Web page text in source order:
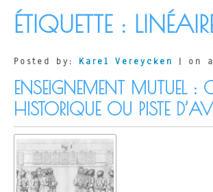
ÉTIQUETTE :
Posted by: Karel Vereycken | on
ENSEIGNEMENT MUTUEL :
HISTORIQUE OU PISTE